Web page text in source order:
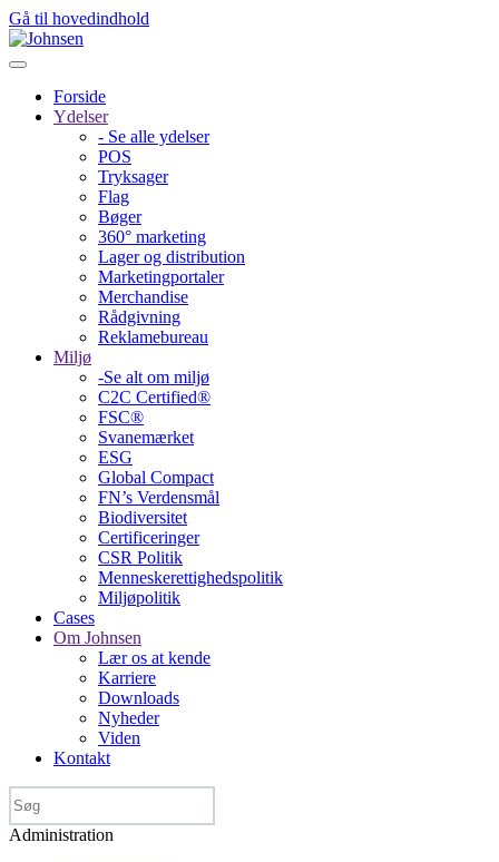
Gå til hovedindhold
Forside
Ydelser
- Se alle ydelser
POS
Tryksager
Flag
Bøger
360° marketing
Lager og distribution
Marketing­portaler
Merchandise
Rådgivning
Reklamebureau
Miljø
-Se alt om miljø
C2C Certified®
FSC®
Svanemærket
ESG
Global Compact
FN’s Verdensmål
Biodiversitet
Certificeringer
CSR Politik
Menneske­rettigheds­politik
Miljøpolitik
Cases
Om Johnsen
Lær os at kende
Karriere
Downloads
Nyheder
Viden
Kontakt
Administration